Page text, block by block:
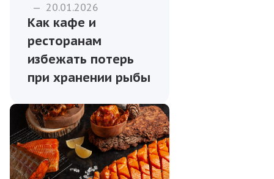
— 20.01.2026
Как кафе и
ресторанам
избежать потерь
при хранении рыбы